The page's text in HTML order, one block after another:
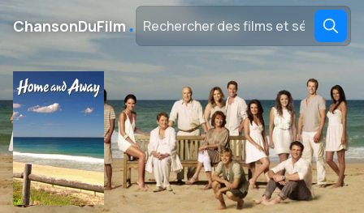
ChansonDuFilm․